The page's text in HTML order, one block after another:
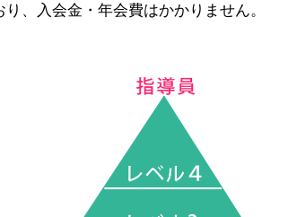
、入会金・年会費はかかりません。